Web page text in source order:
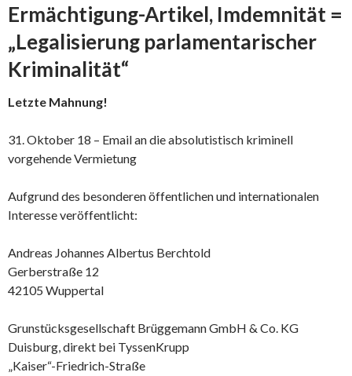
Ermächtigung-Artikel, Imdemnität =
„Legalisierung parlamentarischer
Kriminalität“
Letzte Mahnung!
31. Oktober 18 – Email an die absolutistisch kriminell
vorgehende Vermietung
Aufgrund des besonderen öffentlichen und internationalen
Interesse veröffentlicht:
Andreas Johannes Albertus Berchtold
Gerberstraße 12
42105 Wuppertal
Grunstücksgesellschaft Brüggemann GmbH & Co. KG
Duisburg, direkt bei TyssenKrupp
„Kaiser“-Friedrich-Straße